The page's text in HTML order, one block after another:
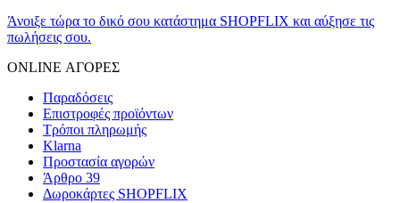
Άνοιξε τώρα το δικό σου κατάστημα SHOPFLIX και αύξησε τις
πωλήσεις σου.
ONLINE ΑΓΟΡΕΣ
Παραδόσεις
Επιστροφές προϊόντων
Τρόποι πληρωμής
Klarna
Προστασία αγορών
Άρθρο 39
Δωροκάρτες SHOPFLIX